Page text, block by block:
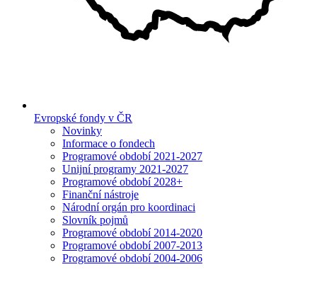
Evropské fondy v ČR
Novinky
Informace o fondech
Programové období 2021-2027
Unijní programy 2021-2027
Programové období 2028+
Finanční nástroje
Národní orgán pro koordinaci
Slovník pojmů
Programové období 2014-2020
Programové období 2007-2013
Programové období 2004-2006